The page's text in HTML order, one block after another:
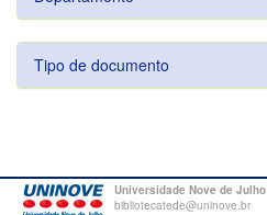
Tipo de documento
Universidade Nove de Julho
bibliotecatede@uninove.br